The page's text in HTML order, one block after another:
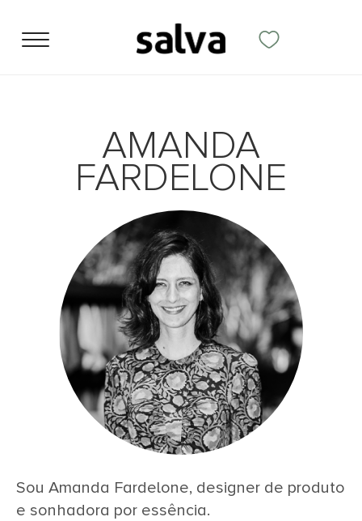
AMANDA
FARDELONE
Sou Amanda Fardelone, designer de produto
e sonhadora por essência.